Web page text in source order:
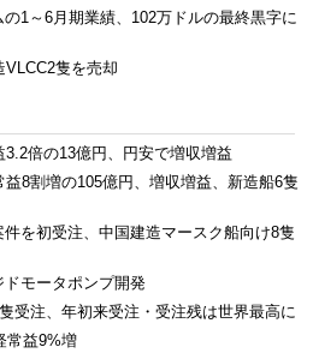
1～6月期業績、102万ドルの最終黒字に
VLCC2隻を売却
倍の13億円、円安で増収増益
8割増の105億円、増収増益、新造船6隻
を初受注、中国建造マースク船向け8隻
ドモータポンプ開発
受注、年初来受注・受注残は世界最高に
常益9%増